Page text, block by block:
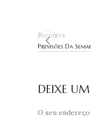
Recentes
Previsões Da
DEIXE
O seu